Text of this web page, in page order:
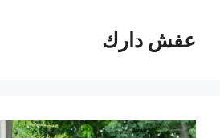
المحتوىعفش دارك